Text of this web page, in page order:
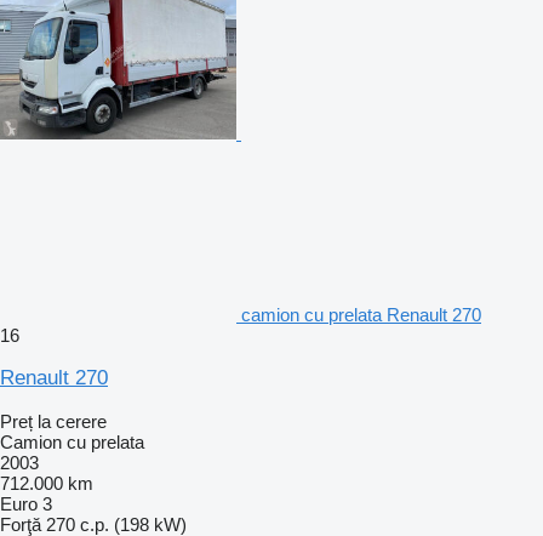
camion cu prelata Renault 270
16
Renault 270
Preț la cerere
Camion cu prelata
2003
712.000 km
Euro 3
Forţă 270 c.p. (198 kW)